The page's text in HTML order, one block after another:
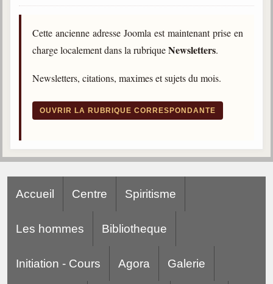
Allan Kardec
1846-1927
Gabriel Delanne
Chico Xavier
1910-2002
1927-2025
Bibliothèque
Documents
Cette ancienne adresse Joomla est maintenant prise en
charge localement dans la rubriqueNewsletters.
Newsletters, citations, maximes et sujets du mois.
OUVRIR LA RUBRIQUE CORRESPONDANTE
Accueil Centre Spiritisme
Les hommes Bibliotheque
Initiation - Cours Agora Galerie